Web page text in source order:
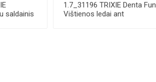
saldainis
1.7_31196 TRIXIE Denta Fun
Vištienos ledai ant